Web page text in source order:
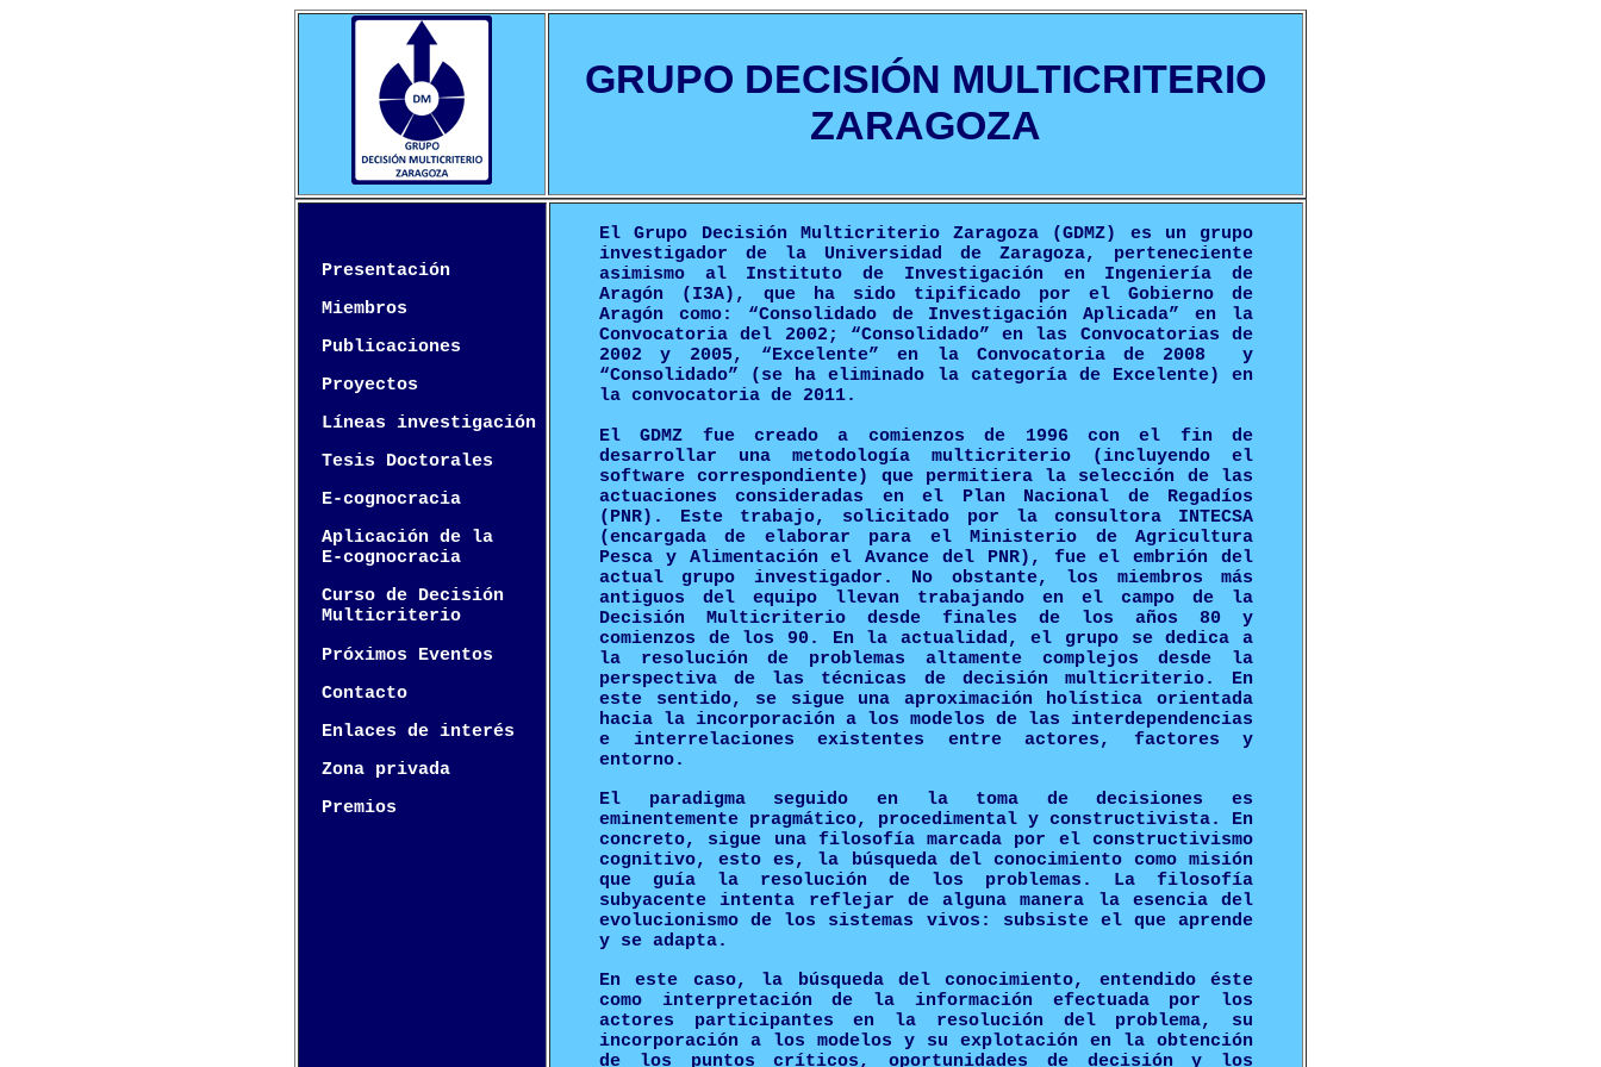
GRUPO DECISIÓN MULTICRITERIO
ZARAGOZA
Presentación
Miembros
Publicaciones
Proyectos
Líneas investigación
Tesis Doctorales
E-cognocracia
Aplicación de la
E-cognocracia
Curso de Decisión
Multicriterio
Próximos Eventos
Contacto
Enlaces de interés
Zona privada
Premios
El Grupo Decisión Multicriterio Zaragoza (GDMZ) es un grupo
investigador de la Universidad de Zaragoza, perteneciente
asimismo al Instituto de Investigación en Ingeniería de
Aragón (I3A), que ha sido tipificado por el Gobierno de
Aragón como: “Consolidado de Investigación Aplicada” en la
Convocatoria del 2002; “Consolidado” en las Convocatorias de
2002 y 2005, “Excelente” en la Convocatoria de 2008 y
“Consolidado” (se ha eliminado la categoría de Excelente) en
la convocatoria de 2011.
El GDMZ fue creado a comienzos de 1996 con el fin de
desarrollar una metodología multicriterio (incluyendo el
software correspondiente) que permitiera la selección de las
actuaciones consideradas en el Plan Nacional de Regadíos
(PNR). Este trabajo, solicitado por la consultora INTECSA
(encargada de elaborar para el Ministerio de Agricultura
Pesca y Alimentación el Avance del PNR), fue el embrión del
actual grupo investigador. No obstante, los miembros más
antiguos del equipo llevan trabajando en el campo de la
Decisión Multicriterio desde finales de los años 80 y
comienzos de los 90. En la actualidad, el grupo se dedica a
la resolución de problemas altamente complejos desde la
perspectiva de las técnicas de decisión multicriterio. En
este sentido, se sigue una aproximación holística orientada
hacia la incorporación a los modelos de las interdependencias
e interrelaciones existentes entre actores, factores y
entorno.
El paradigma seguido en la toma de decisiones es
eminentemente pragmático, procedimental y constructivista. En
concreto, sigue una filosofía marcada por el constructivismo
cognitivo, esto es, la búsqueda del conocimiento como misión
que guía la resolución de los problemas. La filosofía
subyacente intenta reflejar de alguna manera la esencia del
evolucionismo de los sistemas vivos: subsiste el que aprende
y se adapta.
En este caso, la búsqueda del conocimiento, entendido éste
como interpretación de la información efectuada por los
actores participantes en la resolución del problema, su
incorporación a los modelos y su explotación en la obtención
de los puntos críticos, oportunidades de decisión y los